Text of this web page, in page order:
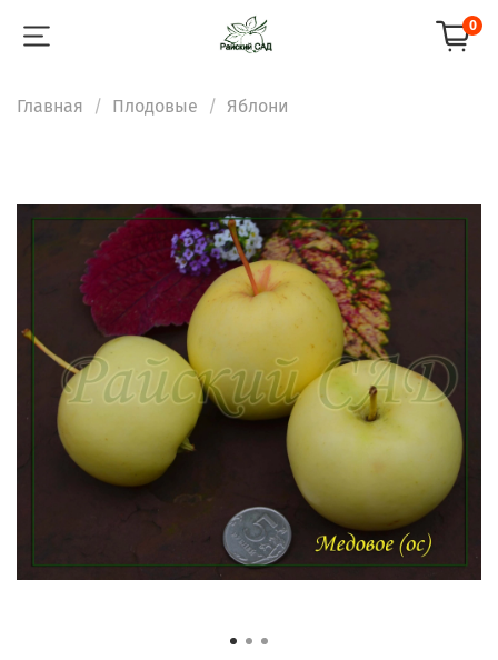
0
Главная Плодовые Яблони